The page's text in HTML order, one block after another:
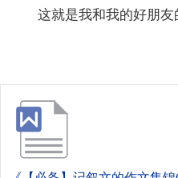
这就是我和我的好朋友